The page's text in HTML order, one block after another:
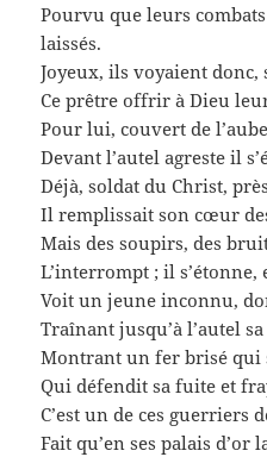
Pourvu que leurs
laissés.
Joyeux, ils voyaient
Ce prêtre offrir à Dieu
Pour lui, couvert de
Devant l’autel agreste il
Déjà, soldat du Christ,
Il remplissait son cœur
Mais des soupirs, des
L’interrompt ; il
Voit un jeune inconnu,
Traînant jusqu’à l’autel
Montrant un fer brisé qui
Qui défendit sa fuite et
C’est un de ces guerriers
Fait qu’en ses palais d’or